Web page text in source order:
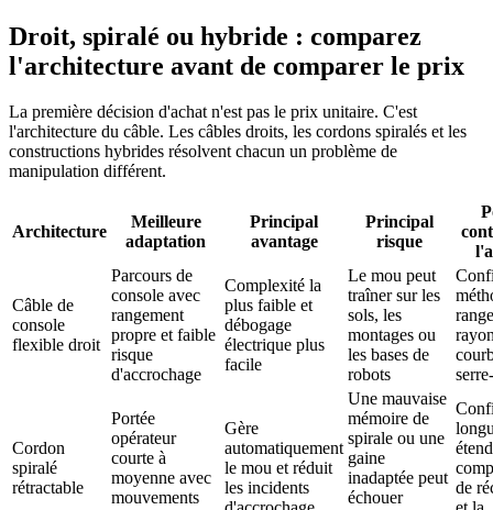
Droit, spiralé ou hybride : comparez
l'architecture avant de comparer le prix
La première décision d'achat n'est pas le prix unitaire. C'est
l'architecture du câble. Les câbles droits, les cordons spiralés et les
constructions hybrides résolvent chacun un problème de
manipulation différent.
Architecture
Meilleure
adaptation
Principal
avantage
Principal
risque
Câble de
console
flexible droit
Parcours de
console avec
rangement
propre et faible
risque
d'accrochage
Complexité la
plus faible et
débogage
électrique plus
facile
Le mou peut
traîner sur les
sols, les
montages ou
les bases de
robots
Cordon
spiralé
rétractable
Portée
opérateur
courte à
moyenne avec
mouvements
Gère
automatiquement
le mou et réduit
les incidents
Une mauvaise
mémoire de
spirale ou une
gaine
inadaptée peut
échouer
de